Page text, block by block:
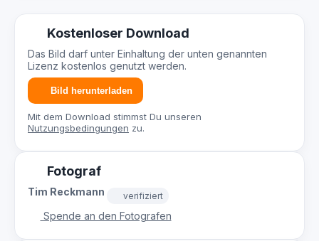
Kostenloser Download
Das Bild darf unter Einhaltung der unten genannten
Lizenz kostenlos genutzt werden.
Bild herunterladen
Mit dem Download stimmst Du unseren
Nutzungsbedingungen zu.
Fotograf
Tim Reckmann verifiziert
Spende an den Fotografen